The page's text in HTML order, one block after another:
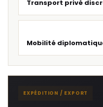
Transport privé
Mobilité
EXPÉDITION / EXPORT